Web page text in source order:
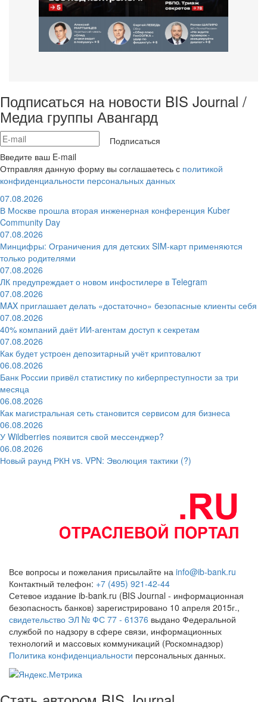
Подписаться на новости BIS Journal /
Медиа группы Авангард
Подписаться
Введите ваш E-mail
Отправляя данную форму вы соглашаетесь с политикой
конфиденциальности персональных данных
07.08.2026
В Москве прошла вторая инженерная конференция Kuber
Community Day
07.08.2026
Минцифры: Ограничения для детских SIM-карт применяются
только родителями
07.08.2026
ЛК предупреждает о новом инфостилере в Telegram
07.08.2026
MAX приглашает делать «достаточно» безопасные клиенты себя
07.08.2026
40% компаний даёт ИИ‑агентам доступ к секретам
07.08.2026
Как будет устроен депозитарный учёт криптовалют
06.08.2026
Банк России привёл статистику по киберпреступности за три
месяца
06.08.2026
Как магистральная сеть становится сервисом для бизнеса
06.08.2026
У Wildberries появится свой мессенджер?
06.08.2026
Новый раунд РКН vs. VPN: Эволюция тактики (?)
Все вопросы и пожелания присылайте на info@ib-bank.ru
Контактный телефон: +7 (495) 921-42-44
Сетевое издание ib-bank.ru (BIS Journal - информационная
безопасность банков) зарегистрировано 10 апреля 2015г.,
свидетельство ЭЛ № ФС 77 - 61376 выдано Федеральной
службой по надзору в сфере связи, информационных
технологий и массовых коммуникаций (Роскомнадзор)
Политика конфиденциальности персональных данных.